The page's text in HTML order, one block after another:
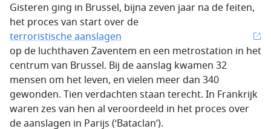
Gisteren ging in Brussel, bijna zeven jaar na de feiten,
het proces van start over de
terroristische aanslagen
op de luchthaven Zaventem en een metrostation in het
centrum van Brussel. Bij de aanslag kwamen 32
mensen om het leven, en vielen meer dan 340
gewonden. Tien verdachten staan terecht. In Frankrijk
waren zes van hen al veroordeeld in het proces over
de aanslagen in Parijs (‘Bataclan’).